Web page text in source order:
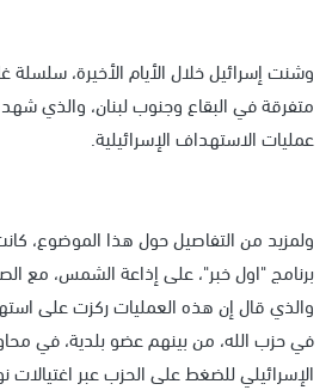
وشنت إسرائيل خلال الأيام الأخيرة،
متفرقة في البقاع وجنوب لبنان، والذي
عمليات الاستهداف الإسرائيلية.
ولمزيد من التفاصيل حول هذا الموضوع،
برنامج "اول خبر"، على إذاعة الشمس، مع
والذي قال إن هذه العمليات ركزت على
في حزب الله، من بينهم عضو بلدية، في
الإسرائيلي للضغط على الحزب عبر اغتيالات